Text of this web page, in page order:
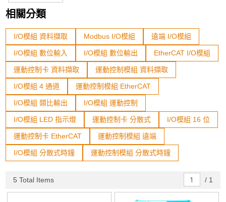
遠端資料擷取模組
邊緣AI運算模組
規格篩選
Status
In Stock
Sort By
相關分類
I/O模組 資料擷取 Modbus I/O模組 遠端 I/O模組
I/O模組 數位輸入 I/O模組 數位輸出 EtherCAT I/O模組
運動控制卡 資料擷取 運動控制模組 資料擷取
I/O模組 4 通道 運動控制模組 EtherCAT
I/O模組 類比輸出 I/O模組 運動控制
I/O模組 LED 指示燈 運動控制卡 分散式 I/O模組 16 位
運動控制卡 EtherCAT 運動控制模組 遠端
I/O模組 分散式時鐘 運動控制模組 分散式時鐘
5 Total Items / 1